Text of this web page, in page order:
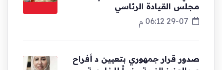
مجلس القيادة الرئاسي
29-07 06:12 م
صدور قرار جمهوري بتعيين د أفراح